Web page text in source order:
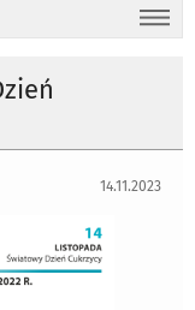
14.11.2023